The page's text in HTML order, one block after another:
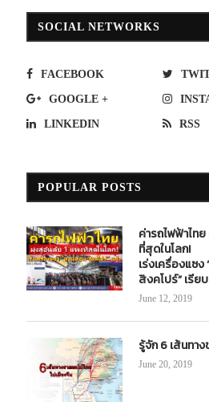
SOCIAL NETWORKS
FACEBOOK
GOOGLE +
LINKEDIN RSS
POPULAR POSTS
ค่ารถไฟฟ้าไท
ที่สุดในโลก!
เร่งเครื่องแซ
สิงคโปร์” เรีย
June 12, 2019
รู้จัก 6 เส้นทา
June 20, 2019